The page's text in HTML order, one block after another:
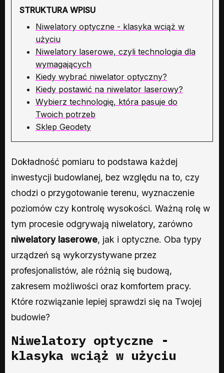
STRUKTURA WPISU
Niwelatory optyczne - klasyka wciąż w
użyciu
Niwelatory laserowe, czyli technologia dla
wymagających
Kiedy wybrać niwelator optyczny?
Kiedy postawić na niwelator laserowy?
Wybierz technologię, która pasuje do
Twoich potrzeb
Sklep Geodety
Dokładność pomiaru to podstawa każdej
inwestycji budowlanej, bez względu na to, czy
chodzi o przygotowanie terenu, wyznaczenie
poziomów czy kontrolę wysokości. Ważną rolę w
tym procesie odgrywają niwelatory, zarówno
niwelatory laserowe, jak i optyczne. Oba typy
urządzeń są wykorzystywane przez
profesjonalistów, ale różnią się budową,
zakresem możliwości oraz komfortem pracy.
Które rozwiązanie lepiej sprawdzi się na Twojej
budowie?
Niwelatory optyczne -
klasyka wciąż w użyciu